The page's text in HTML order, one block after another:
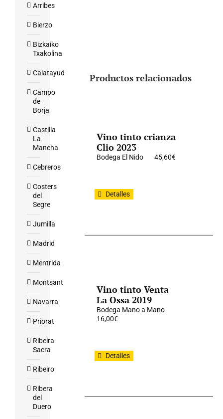
Productos relacionados
Vino tinto crianza
Clio 2023
Bodega El Nido 45,60€
Detalles
Vino tinto Venta
La Ossa 2019
Bodega Mano a Mano
16,00€
Detalles
Arribes
Bierzo
Bizkaiko
Txakolina
Calatayud
Campo
de
Borja
Castilla
La
Mancha
Cebreros
Costers
del
Segre
Jumilla
Madrid
Mentrida
Montsant
Navarra
Priorat
Ribeira
Sacra
Ribeiro
Ribera
del
Duero